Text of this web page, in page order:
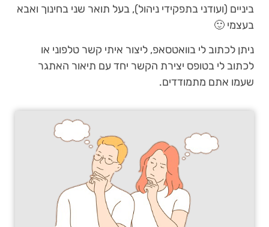
ביניים (ועודני בתפקידי ניהול), בעל תואר שני בחינוך ואבא
בעצמי 🙂
ניתן לכתוב לי בוואטסאפ, ליצור איתי קשר טלפוני או
לכתוב לי בטופס יצירת הקשר יחד עם תיאור האתגר
שעמו אתם מתמודדים.